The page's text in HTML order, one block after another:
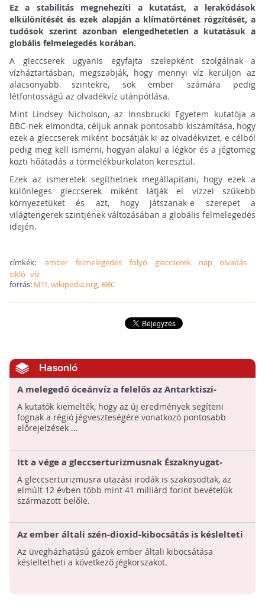
Ez a stabilitás megnehezíti a kutatást, a lerakódások
elkülönítését és ezek alapján a klímatörténet rögzítését, a
tudósok szerint azonban elengedhetetlen a kutatásuk a
globális felmelegedés korában.
A gleccserek ugyanis egyfajta szelepként szolgálnak a
vízháztartásban, megszabják, hogy mennyi víz kerüljön az
alacsonyabb szintekre, sok ember számára pedig
létfontosságú az olvadékvíz utánpótlása.
Mint Lindsey Nicholson, az Innsbrucki Egyetem kutatója a
BBC-nek elmondta, céljuk annak pontosabb kiszámítása, hogy
ezek a gleccserek miként bocsátják ki az olvadékvizet, e célból
pedig meg kell ismerni, hogyan alakul a légkör és a jégtömeg
közti hőátadás a törmelékburkolaton keresztül.
Ezek az ismeretek segíthetnek megállapítani, hogy ezek a
különleges gleccserek miként látják el vízzel szűkebb
környezetüket és azt, hogy játszanak-e szerepet a
világtengerek szintjének változásában a globális felmelegedés
idején.
címkék:ember felmelegedés folyó gleccserek nap
olvadás
sikló víz
forrás: MTI, wikipedia.org, BBC
Hasonló
A melegedő óceánvíz a felelős az Antarktiszi-
félsziget gleccsereinek visszahúzódásáért
A kutatók kiemelték, hogy az új eredmények segíteni
fognak a régió jégveszteségére vonatkozó pontosabb
előrejelzések ...
Itt a vége a gleccserturizmusnak Északnyugat-
Kínában: Veszélybe került az ivóvíz
A gleccserturizmusra utazási irodák is szakosodtak, az
elmúlt 12 évben több mint 41 milliárd forint bevételük
származott belőle.
Az ember általi szén-dioxid-kibocsátás is késlelteti
a következő jégkorszakot
Az üvegházhatású gázok ember általi kibocsátása
késleltetheti a következő jégkorszakot.